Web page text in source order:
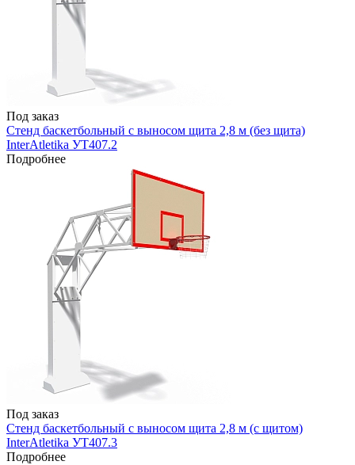
Под заказ
Стенд баскетбольный с выносом щита 2,8 м (без щита)
InterAtletika УТ407.2
Подробнее
Под заказ
Стенд баскетбольный с выносом щита 2,8 м (с щитом)
InterAtletika УТ407.3
Подробнее